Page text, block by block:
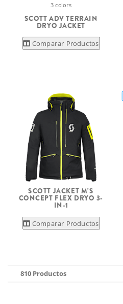
3 colors
SCOTT ADV TERRAIN
DRYO JACKET
Comparar Productos
SCOTT JACKET M'S
CONCEPT FLEX DRYO 3-
IN-1
Comparar Productos
810 Productos